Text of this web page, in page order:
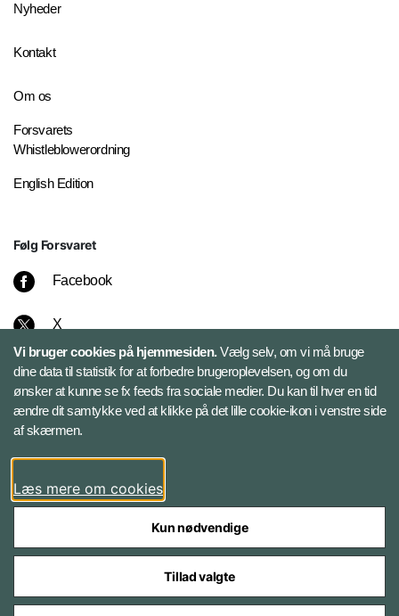
Nyheder
Kontakt
Om os
Forsvarets
Whistleblowerordning
English Edition
Følg Forsvaret
Facebook
X
Instagram
Bluesky
LinkedIn
Styrelser og myndigheder under Forsvarsministeriet
Vi bruger cookies på hjemmesiden.Vælg selv, om vi må bruge
dine data til statistik for at forbedre brugeroplevelsen, og om du
ønsker at kunne se fx feeds fra sociale medier. Du kan til hver en tid
ændre dit samtykke ved at klikke på det lille cookie-ikon i venstre side
af skærmen.
Læs mere om cookies
Kun nødvendige
Tillad valgte